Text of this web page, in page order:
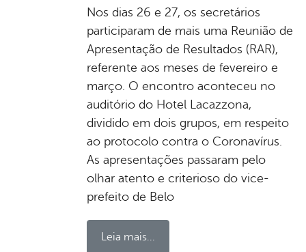
Nos dias 26 e 27, os secretários
participaram de mais uma Reunião de
Apresentação de Resultados (RAR),
referente aos meses de fevereiro e
março. O encontro aconteceu no
auditório do Hotel Lacazzona,
dividido em dois grupos, em respeito
ao protocolo contra o Coronavírus.
As apresentações passaram pelo
olhar atento e criterioso do vice-
prefeito de Belo
Leia mais...